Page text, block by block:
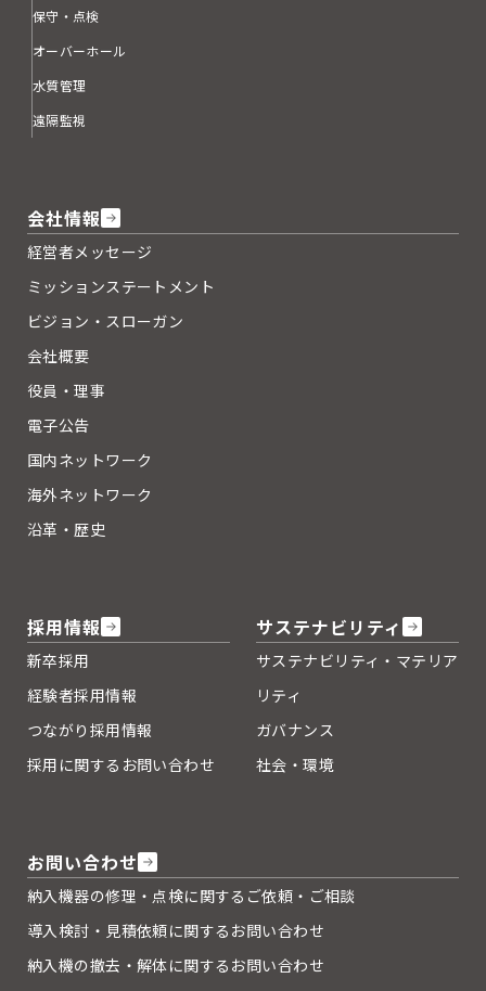
保守・点検
オーバーホール
水質管理
遠隔監視
会社情報
経営者メッセージ
ミッションステートメント
ビジョン・スローガン
会社概要
役員・理事
電子公告
国内ネットワーク
海外ネットワーク
沿革・歴史
採用情報
新卒採用
経験者採用情報
つながり採用情報
採用に関するお問い合わせ
サステナビリティ
サステナビリティ・マテリア
リティ
ガバナンス
社会・環境
お問い合わせ
納入機器の修理・点検に関するご依頼・ご相談
導入検討・見積依頼に関するお問い合わせ
納入機の撤去・解体に関するお問い合わせ